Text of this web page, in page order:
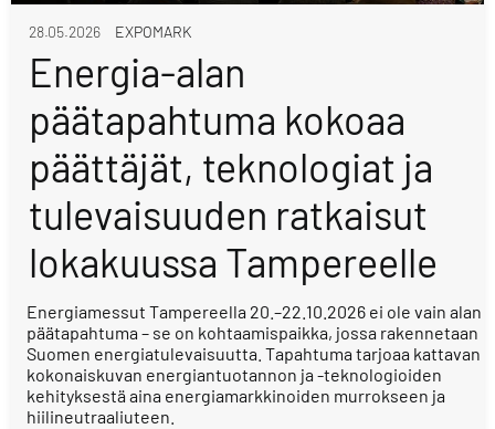
28.05.2026 EXPOMARK
Energia-alan
päätapahtuma kokoaa
päättäjät, teknologiat ja
tulevaisuuden ratkaisut
lokakuussa Tampereelle
Energiamessut Tampereella 20.–22.10.2026 ei ole vain alan
päätapahtuma – se on kohtaamispaikka, jossa rakennetaan
Suomen energiatulevaisuutta. Tapahtuma tarjoaa kattavan
kokonaiskuvan energiantuotannon ja -teknologioiden
kehityksestä aina energiamarkkinoiden murrokseen ja
hiilineutraaliuteen.